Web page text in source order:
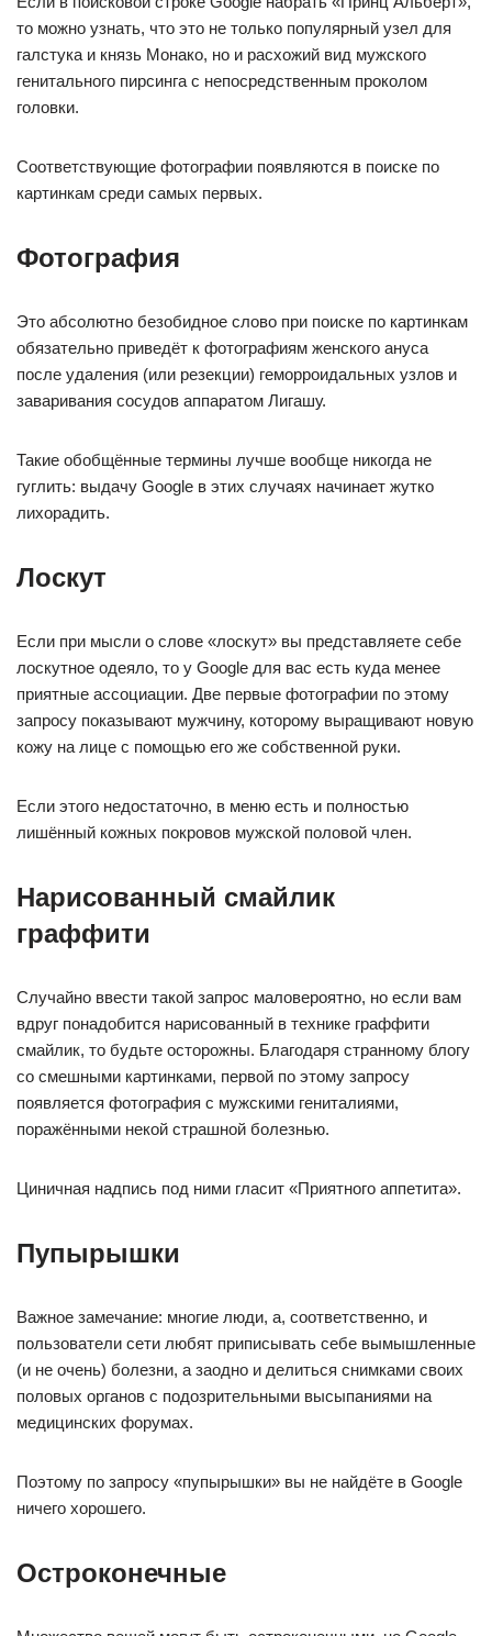
то можно узнать, что это не только популярный узел для
галстука и князь Монако, но и расхожий вид мужского
генитального пирсинга с непосредственным проколом
головки.
Соответствующие фотографии появляются в поиске по
картинкам среди самых первых.
Фотография
Это абсолютно безобидное слово при поиске по картинкам
обязательно приведёт к фотографиям женского ануса
после удаления (или резекции) геморроидальных узлов и
заваривания сосудов аппаратом Лигашу.
Такие обобщённые термины лучше вообще никогда не
гуглить: выдачу Google в этих случаях начинает жутко
лихорадить.
Лоскут
Если при мысли о слове «лоскут» вы представляете себе
лоскутное одеяло, то у Google для вас есть куда менее
приятные ассоциации. Две первые фотографии по этому
запросу показывают мужчину, которому выращивают новую
кожу на лице с помощью его же собственной руки.
Если этого недостаточно, в меню есть и полностью
лишённый кожных покровов мужской половой член.
Нарисованный смайлик
граффити
Случайно ввести такой запрос маловероятно, но если вам
вдруг понадобится нарисованный в технике граффити
смайлик, то будьте осторожны. Благодаря странному блогу
со смешными картинками, первой по этому запросу
появляется фотография с мужскими гениталиями,
поражёнными некой страшной болезнью.
Циничная надпись под ними гласит «Приятного аппетита».
Пупырышки
Важное замечание: многие люди, а, соответственно, и
пользователи сети любят приписывать себе вымышленные
(и не очень) болезни, а заодно и делиться снимками своих
половых органов с подозрительными высыпаниями на
медицинских форумах.
Поэтому по запросу «пупырышки» вы не найдёте в Google
ничего хорошего.
Остроконечные